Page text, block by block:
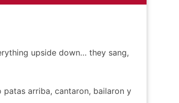
upside down… they sang,
arriba, cantaron, bailaron y